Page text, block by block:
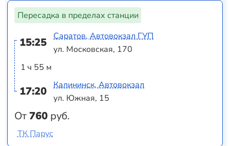
Пересадка в пределах станции
15:25
1 ч 55 м
17:20
От760 руб.
Саратов, Автовокзал ГУП
ул. Московская, 170
Калининск, Автовокзал
ул. Южная, 15
ТК Парус